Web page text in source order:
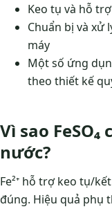
Keo tụ và hỗ
Chuẩn bị và xử
máy
Một số ứng
theo thiết kế
Vì sao
nước?
Fe²⁺ hỗ trợ keo tụ/
đúng. Hiệu quả phụ